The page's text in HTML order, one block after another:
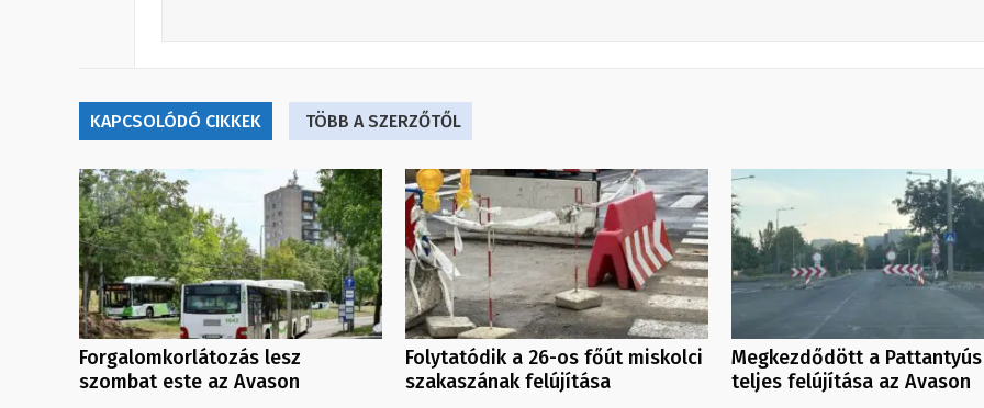
KAPCSOLÓDÓ CIKKEK TÖBB A SZERZŐTŐL
Forgalomkorlátozás lesz
szombat este az Avason
Folytatódik a 26-os főút miskolci
szakaszának felújítása
Megkezdődött a
teljes felújítása az Avason